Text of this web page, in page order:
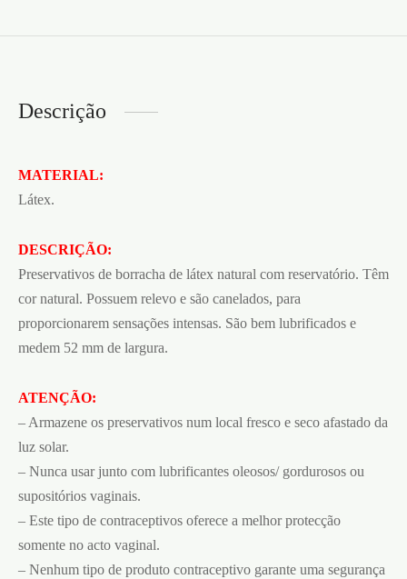
Descrição
MATERIAL:
Látex.
DESCRIÇÃO:
Preservativos de borracha de látex natural com reservatório. Têm
cor natural. Possuem relevo e são canelados, para
proporcionarem sensações intensas. São bem lubrificados e
medem 52 mm de largura.
ATENÇÃO:
– Armazene os preservativos num local fresco e seco afastado da
luz solar.
– Nunca usar junto com lubrificantes oleosos/ gordurosos ou
supositórios vaginais.
– Este tipo de contraceptivos oferece a melhor protecção
somente no acto vaginal.
– Nenhum tipo de produto contraceptivo garante uma segurança